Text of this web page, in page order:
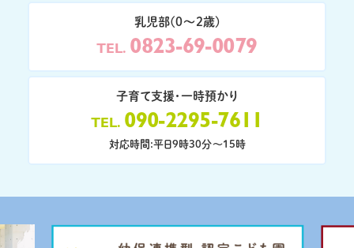
乳児部(0〜2歳)
TEL 0823-69-0079
子育て支援・一時預かり
TEL 090-2295-7611
対応時間:平日9時30分〜15時